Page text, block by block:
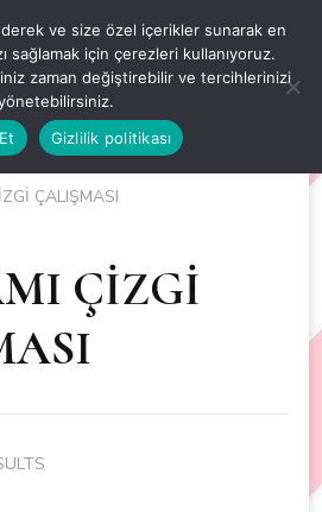
ETKİNLİKLER
ÖNCESİ ETKİNLİKLERİ
ÇALIŞMASI
ÇİZGİ
ve size özel içerikler sunarak en
sağlamak için çerezleri kullanıyoruz.
zaman değiştirebilir ve tercihlerinizi
Gizlilik politikası